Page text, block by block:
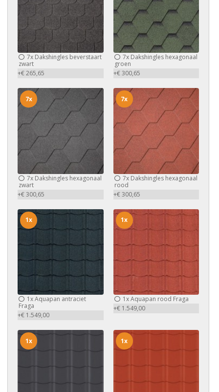
7x Dakshingles beverstaart
zwart
+€ 265,65
7xDakshingles hexagonaal
groen
+€ 300,65
7x Dakshingles hexagonaal
zwart
+€ 300,65
7x
7xDakshingles hexagonaal
rood
+€ 300,65
7x
1xAquapan antraciet
Fraga
+€ 1.549,00
1x
1xAquapan rood Fraga
+€ 1.549,00
1x
1x 1x